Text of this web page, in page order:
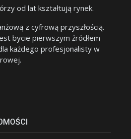
od lat kształtują rynek.
z cyfrową przyszłością.
bycie pierwszym źródłem
każdego profesjonalisty w